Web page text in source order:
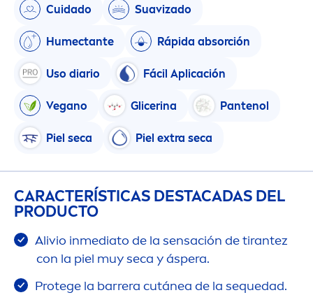
Cuidado Suavizado
Humectante Rápida absorción
Uso diario Fácil Aplicación
Vegano Glicerina Pantenol
Piel seca Piel extra seca
CARACTERÍSTICAS DESTACADAS DEL
PRODUCTO
Alivio inmediato de la sensación de tirantez
con la piel muy seca y áspera.
Protege la barrera cutánea de la sequedad.